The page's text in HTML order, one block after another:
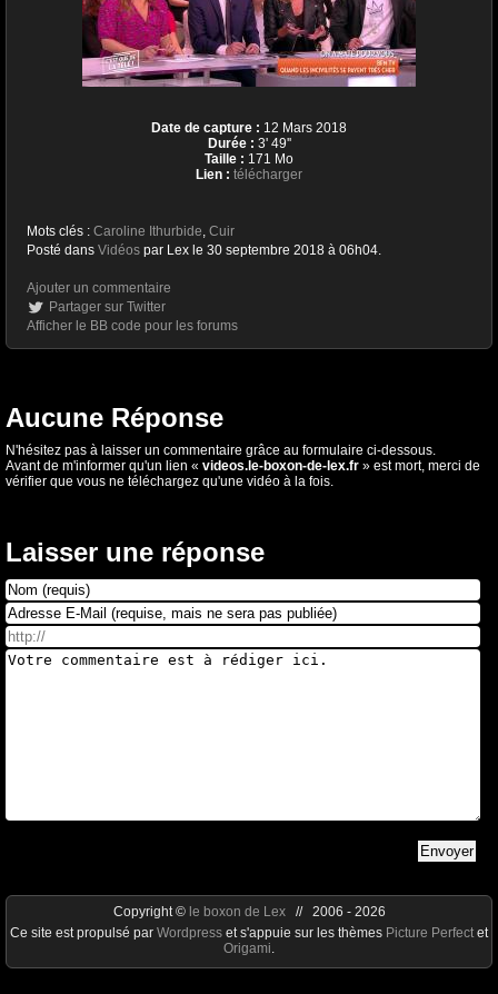
Date de capture : 12 Mars 2018
Durée : 3' 49''
Taille : 171 Mo
Lien : télécharger
Mots clés : Caroline Ithurbide, Cuir
Posté dans Vidéos par Lex le 30 septembre 2018 à 06h04.
Ajouter un commentaire
Partager sur Twitter
Afficher le BB code pour les forums
Aucune Réponse
N'hésitez pas à laisser un commentaire grâce au formulaire ci-dessous.
Avant de m'informer qu'un lien « videos.le-boxon-de-lex.fr » est mort, merci de
vérifier que vous ne téléchargez qu'une vidéo à la fois.
Laisser une réponse
Copyright © le boxon de Lex// 2006 - 2026
Ce site est propulsé par Wordpress et s'appuie sur les thèmes Picture Perfect et
Origami.